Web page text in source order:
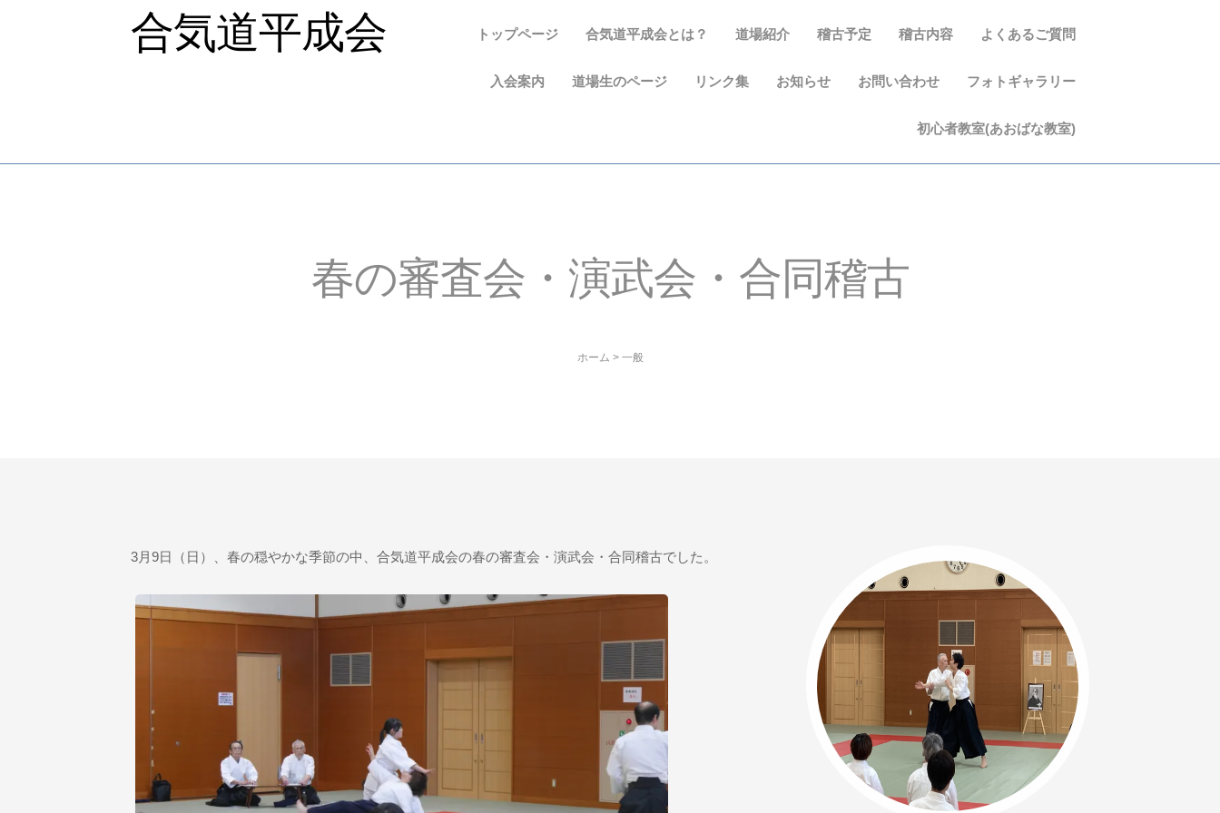
合気道平成会 よくあるご質問
稽古内容
稽古予定
道場紹介
合気道平成会とは？
トップページ
フォトギャラリー
お問い合わせ
お知らせ
リンク集
道場生のページ
入会案内
初心者教室(あおばな教室)
春の審査会・演武会・合同稽古
ホーム > 一般
3月9日（日）、春の穏やかな季節の中、合気道平成会の春の審査会・演武会・合同稽古でした。